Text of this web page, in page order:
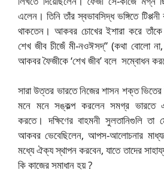
এলেন। তিনি তাঁর স্বভাবসিদ্ধ ভঙ্গিতে
থাকতেন। আকবর চোখের ইশারা করে
শেখ জীব চীজেঁ মী-নওঈসদ্‌” (কথা বোলো
আকবর ফৈজীকে ‘শেখ জীব’ বলে সম্বোধন
সারা উত্তর ভারতে নিজের শাসন শক্ত
মনে মনে সঙ্কল্প করলেন সমগ্র ভারতে
করতে। দক্ষিণের বাহমনী সুলতানিগুলি তা
আকবর ভেবেছিলেন, আপস-আলোচনার
মধ্যে ঐক্য স্থাপন করবেন, যাতে তাদের
কি কাজের সমাধান হয় ?